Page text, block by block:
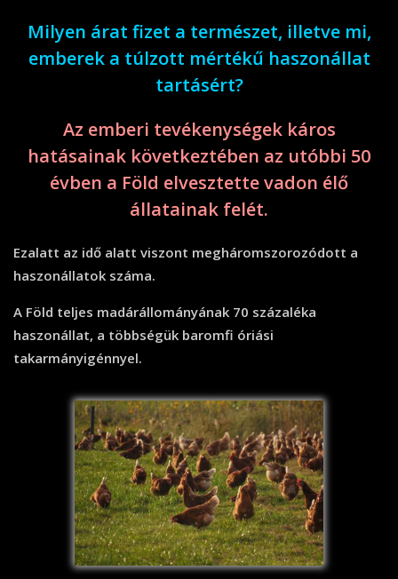
Milyen árat fizet a természet, illetve mi,
emberek a túlzott mértékű haszonállat
tartásért?
Az emberi tevékenységek káros
hatásainak következtében az utóbbi 50
évben a Föld elvesztette vadon élő
állatainak felét.
Ezalatt az idő alatt viszont megháromszorozódott a
haszonállatok száma.
A Föld teljes madárállományának 70 százaléka
haszonállat, a többségük baromfi óriási
takarmányigénnyel.